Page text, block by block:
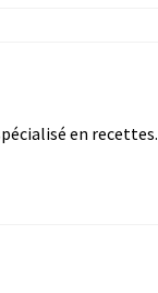
en recettes.